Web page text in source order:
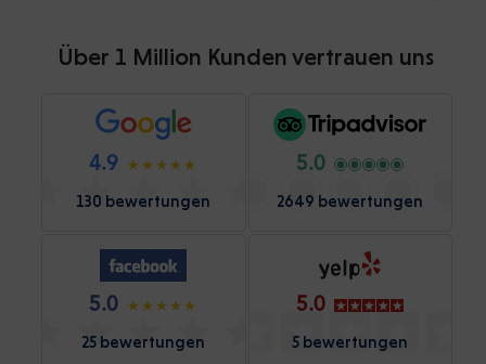
Über 1 Million Kunden vertrauen uns
4.9
130 bewertungen
5.0
2649 bewertungen
5.0
25 bewertungen
5.0
5 bewertungen